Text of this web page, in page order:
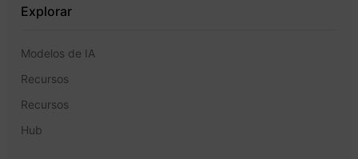
Explorar
Modelos de IA
Recursos
Recursos
Hub